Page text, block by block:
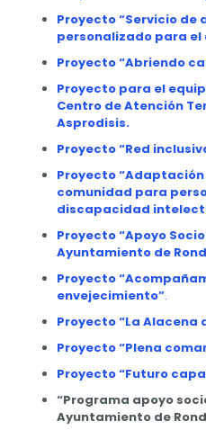
Proyecto “Servicio
personalizado para el
Proyecto “Abriendo
Proyecto para el
Centro de Atención
Asprodisis.
Proyecto “Red
Proyecto
comunidad para
discapacidad
Proyecto “Apoyo
Ayuntamiento de
Proyecto
envejecimiento”.
Proyecto “La Alacena
Proyecto “Plena
Proyecto “Futuro
“Programa apoyo
Ayuntamiento de